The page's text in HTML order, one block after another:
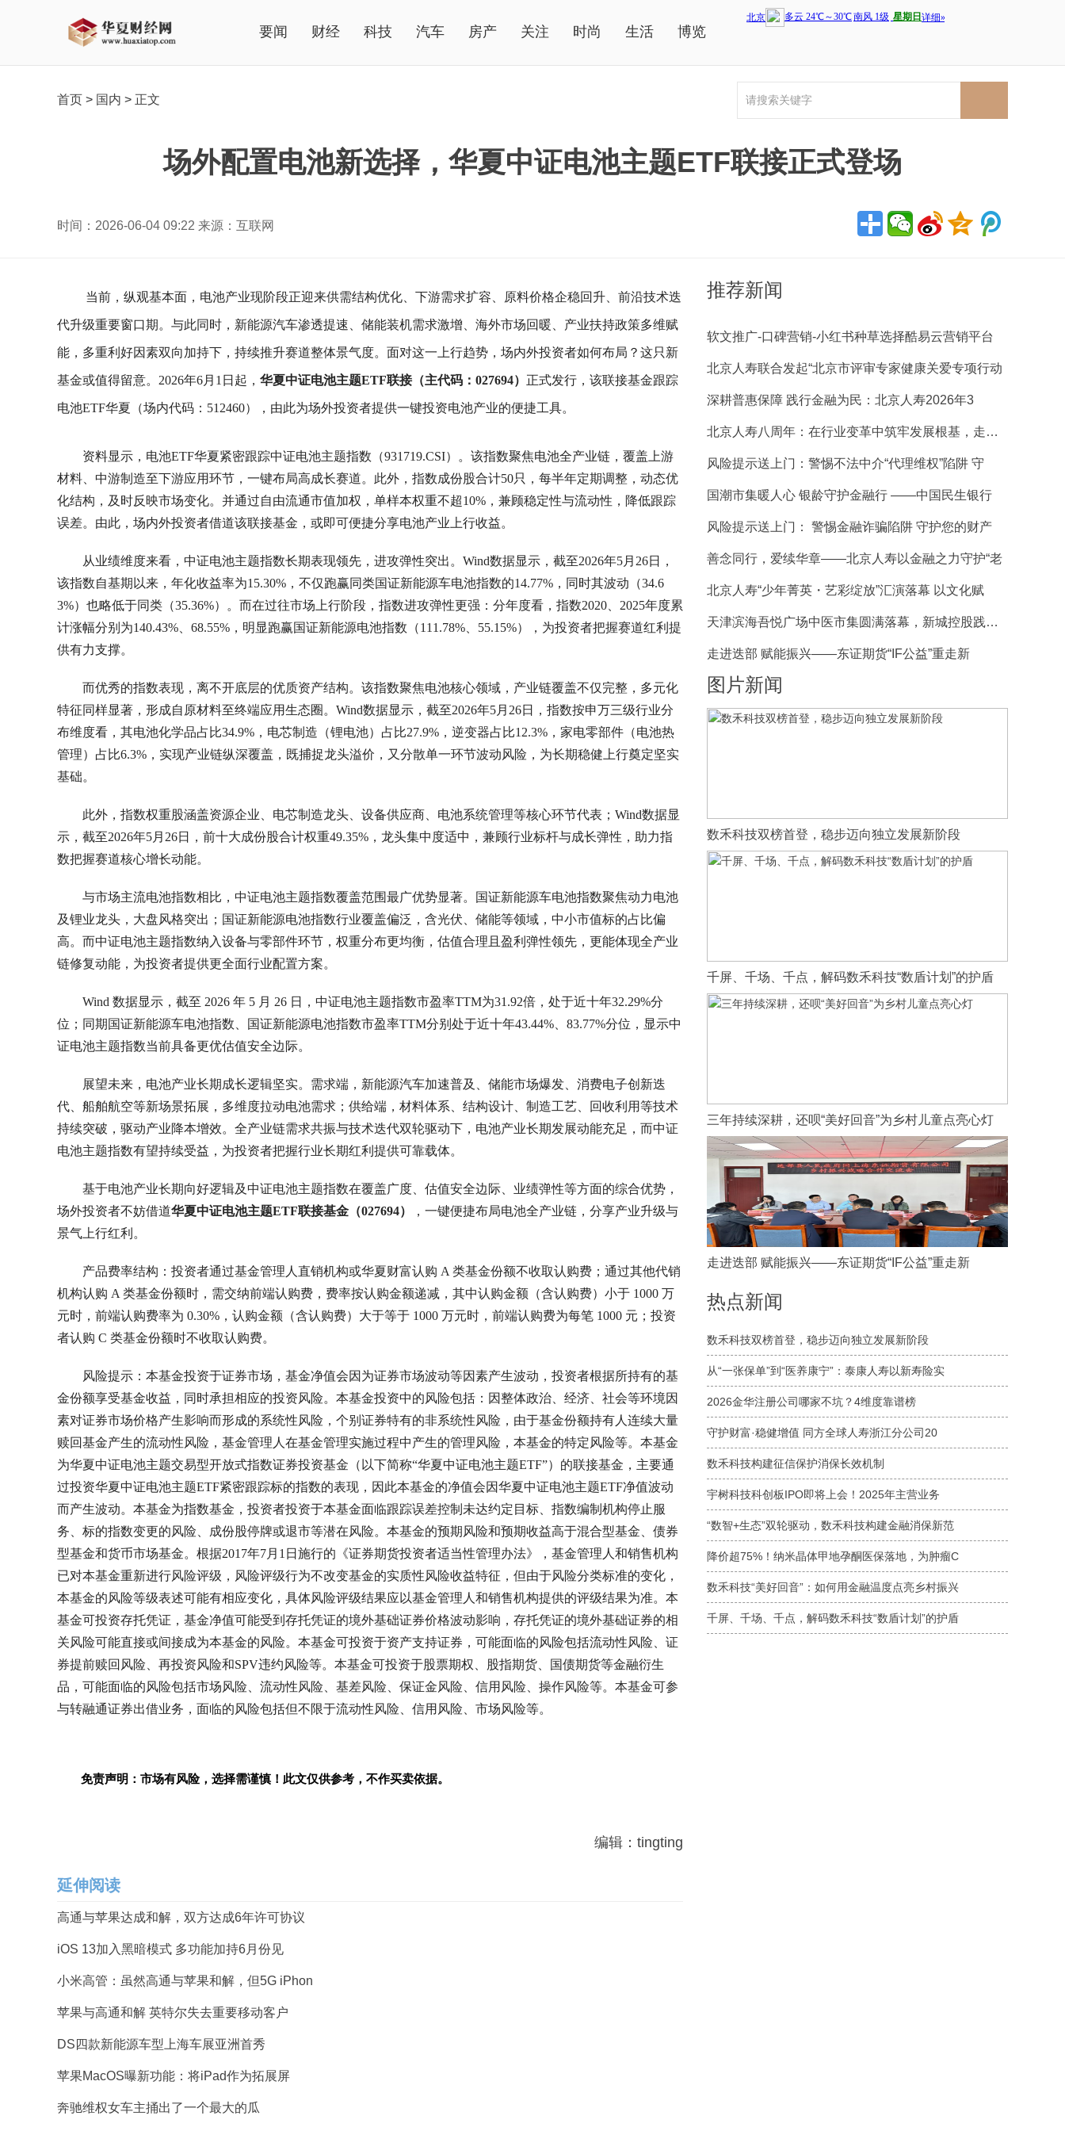
要闻 财经 科技 汽车 房产 关注 时尚 生活 博览
首页 > 国内 > 正文
场外配置电池新选择，华夏中证电池主题ETF联接正式登场
时间：2026-06-04 09:22 来源：互联网
当前，纵观基本面，电池产业现阶段正迎来供需结构优化、下游需求扩容、原料价格企稳回升、前沿技术迭
代升级重要窗口期。与此同时，新能源汽车渗透提速、储能装机需求激增、海外市场回暖、产业扶持政策多维赋
能，多重利好因素双向加持下，持续推升赛道整体景气度。面对这一上行趋势，场内外投资者如何布局？这只新
基金或值得留意。2026年6月1日起， 华夏中证电池主题ETF联接（主代码：027694） 正式发行，该联接基金跟踪
电池ETF华夏（场内代码：512460），由此为场外投资者提供一键投资电池产业的便捷工具。
资料显示，电池ETF华夏紧密跟踪中证电池主题指数（931719.CSI）。该指数聚焦电池全产业链，覆盖上游
材料、中游制造至下游应用环节，一键布局高成长赛道。此外，指数成份股合计50只，每半年定期调整，动态优
化结构，及时反映市场变化。并通过自由流通市值加权，单样本权重不超10%，兼顾稳定性与流动性，降低跟踪
误差。由此，场内外投资者借道该联接基金，或即可便捷分享电池产业上行收益。
从业绩维度来看，中证电池主题指数长期表现领先，进攻弹性突出。Wind数据显示，截至2026年5月26日，
该指数自基期以来，年化收益率为15.30%，不仅跑赢同类国证新能源车电池指数的14.77%，同时其波动（34.6
3%）也略低于同类（35.36%）。而在过往市场上行阶段，指数进攻弹性更强：分年度看，指数2020、2025年度累
计涨幅分别为140.43%、68.55%，明显跑赢国证新能源电池指数（111.78%、55.15%），为投资者把握赛道红利提
供有力支撑。
而优秀的指数表现，离不开底层的优质资产结构。该指数聚焦电池核心领域，产业链覆盖不仅完整，多元化
特征同样显著，形成自原材料至终端应用生态圈。Wind数据显示，截至2026年5月26日，指数按申万三级行业分
布维度看，其电池化学品占比34.9%，电芯制造（锂电池）占比27.9%，逆变器占比12.3%，家电零部件（电池热
管理）占比6.3%，实现产业链纵深覆盖，既捕捉龙头溢价，又分散单一环节波动风险，为长期稳健上行奠定坚实
基础。
此外，指数权重股涵盖资源企业、电芯制造龙头、设备供应商、电池系统管理等核心环节代表；Wind数据显
示，截至2026年5月26日，前十大成份股合计权重49.35%，龙头集中度适中，兼顾行业标杆与成长弹性，助力指
数把握赛道核心增长动能。
与市场主流电池指数相比，中证电池主题指数覆盖范围最广优势显著。国证新能源车电池指数聚焦动力电池
及锂业龙头，大盘风格突出；国证新能源电池指数行业覆盖偏泛，含光伏、储能等领域，中小市值标的占比偏
高。而中证电池主题指数纳入设备与零部件环节，权重分布更均衡，估值合理且盈利弹性领先，更能体现全产业
链修复动能，为投资者提供更全面行业配置方案。
Wind 数据显示，截至 2026 年 5 月 26 日，中证电池主题指数市盈率TTM为31.92倍，处于近十年32.29%分
位；同期国证新能源车电池指数、国证新能源电池指数市盈率TTM分别处于近十年43.44%、83.77%分位，显示中
证电池主题指数当前具备更优估值安全边际。
展望未来，电池产业长期成长逻辑坚实。需求端，新能源汽车加速普及、储能市场爆发、消费电子创新迭
代、船舶航空等新场景拓展，多维度拉动电池需求；供给端，材料体系、结构设计、制造工艺、回收利用等技术
持续突破，驱动产业降本增效。全产业链需求共振与技术迭代双轮驱动下，电池产业长期发展动能充足，而中证
电池主题指数有望持续受益，为投资者把握行业长期红利提供可靠载体。
基于电池产业长期向好逻辑及中证电池主题指数在覆盖广度、估值安全边际、业绩弹性等方面的综合优势，
场外投资者不妨借道华夏中证电池主题ETF联接基金（027694）
，一键便捷布局电池全产业链，分享产业升级与
景气上行红利。
产品费率结构：投资者通过基金管理人直销机构或华夏财富认购 A 类基金份额不收取认购费；通过其他代销
机构认购 A 类基金份额时，需交纳前端认购费，费率按认购金额递减，其中认购金额（含认购费）小于 1000 万
元时，前端认购费率为 0.30%，认购金额（含认购费）大于等于 1000 万元时，前端认购费为每笔 1000 元；投资
者认购 C 类基金份额时不收取认购费。
风险提示：本基金投资于证券市场，基金净值会因为证券市场波动等因素产生波动，投资者根据所持有的基
金份额享受基金收益，同时承担相应的投资风险。本基金投资中的风险包括：因整体政治、经济、社会等环境因
素对证券市场价格产生影响而形成的系统性风险，个别证券特有的非系统性风险，由于基金份额持有人连续大量
赎回基金产生的流动性风险，基金管理人在基金管理实施过程中产生的管理风险，本基金的特定风险等。本基金
为华夏中证电池主题交易型开放式指数证券投资基金（以下简称“华夏中证电池主题ETF”）的联接基金，主要通
过投资华夏中证电池主题ETF紧密跟踪标的指数的表现，因此本基金的净值会因华夏中证电池主题ETF净值波动
而产生波动。本基金为指数基金，投资者投资于本基金面临跟踪误差控制未达约定目标、指数编制机构停止服
务、标的指数变更的风险、成份股停牌或退市等潜在风险。本基金的预期风险和预期收益高于混合型基金、债券
型基金和货币市场基金。根据2017年7月1日施行的《证券期货投资者适当性管理办法》，基金管理人和销售机构
已对本基金重新进行风险评级，风险评级行为不改变基金的实质性风险收益特征，但由于风险分类标准的变化，
本基金的风险等级表述可能有相应变化，具体风险评级结果应以基金管理人和销售机构提供的评级结果为准。本
基金可投资存托凭证，基金净值可能受到存托凭证的境外基础证券价格波动影响，存托凭证的境外基础证券的相
关风险可能直接或间接成为本基金的风险。本基金可投资于资产支持证券，可能面临的风险包括流动性风险、证
券提前赎回风险、再投资风险和SPV违约风险等。本基金可投资于股票期权、股指期货、国债期货等金融衍生
品，可能面临的风险包括市场风险、流动性风险、基差风险、保证金风险、信用风险、操作风险等。本基金可参
与转融通证券出借业务，面临的风险包括但不限于流动性风险、信用风险、市场风险等。
免责声明：市场有风险，选择需谨慎！此文仅供参考，不作买卖依据。
编辑：tingting
延伸阅读
高通与苹果达成和解，双方达成6年许可协议
iOS 13加入黑暗模式 多功能加持6月份见
小米高管：虽然高通与苹果和解，但5G iPhon
苹果与高通和解 英特尔失去重要移动客户
DS四款新能源车型上海车展亚洲首秀
苹果MacOS曝新功能：将iPad作为拓展屏
奔驰维权女车主捅出了一个最大的瓜
推荐新闻
软文推广-口碑营销-小红书种草选择酷易云营销平台
北京人寿联合发起“北京市评审专家健康关爱专项行动
深耕普惠保障 践行金融为民：北京人寿2026年3
北京人寿八周年：在行业变革中筑牢发展根基，走稳特
风险提示送上门：警惕不法中介“代理维权”陷阱 守
国潮市集暖人心 银龄守护金融行 ——中国民生银行
风险提示送上门： 警惕金融诈骗陷阱 守护您的财产
善念同行，爱续华章——北京人寿以金融之力守护“老
北京人寿“少年菁英・艺彩绽放”汇演落幕 以文化赋
天津滨海吾悦广场中医市集圆满落幕，新城控股践行公
走进迭部 赋能振兴——东证期货“IF公益”重走新
图片新闻
数禾科技双榜首登，稳步迈向独立发展新阶段
千屏、千场、千点，解码数禾科技“数盾计划”的护盾
三年持续深耕，还呗“美好回音”为乡村儿童点亮心灯
走进迭部 赋能振兴——东证期货“IF公益”重走新
热点新闻
数禾科技双榜首登，稳步迈向独立发展新阶段
从“一张保单”到“医养康宁”：泰康人寿以新寿险实
2026金华注册公司哪家不坑？4维度靠谱榜
守护财富·稳健增值 同方全球人寿浙江分公司20
数禾科技构建征信保护消保长效机制
宇树科技科创板IPO即将上会！2025年主营业务
“数智+生态”双轮驱动，数禾科技构建金融消保新范
降价超75%！纳米晶体甲地孕酮医保落地，为肿瘤C
数禾科技“美好回音”：如何用金融温度点亮乡村振兴
千屏、千场、千点，解码数禾科技“数盾计划”的护盾